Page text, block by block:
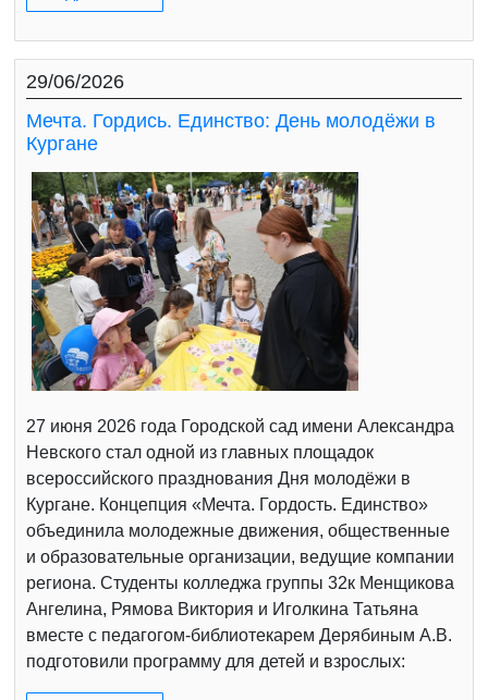
29/06/2026
Мечта. Гордись. Единство: День молодёжи в
Кургане
27 июня 2026 года Городской сад имени Александра
Невского стал одной из главных площадок
всероссийского празднования Дня молодёжи в
Кургане. Концепция «Мечта. Гордость. Единство»
объединила молодежные движения, общественные
и образовательные организации, ведущие компании
региона. Студенты колледжа группы 32к Менщикова
Ангелина, Рямова Виктория и Иголкина Татьяна
вместе с педагогом-библиотекарем Дерябиным А.В.
подготовили программу для детей и взрослых: